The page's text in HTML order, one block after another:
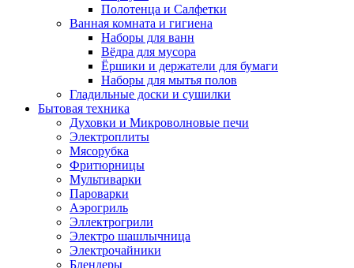
Полотенца и Салфетки
Ванная комната и гигиена
Наборы для ванн
Вёдра для мусора
Ёршики и держатели для бумаги
Наборы для мытья полов
Гладильные доски и сушилки
Бытовая техника
Духовки и Микроволновые печи
Электроплиты
Мясорубка
Фритюрницы
Мультиварки
Пароварки
Аэрогриль
Эллектрогрили
Электро шашлычница
Электрочайники
Блендеры